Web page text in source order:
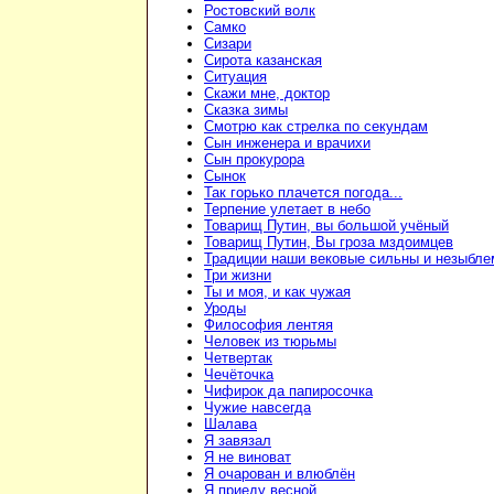
Ростовский волк
Самко
Сизари
Сирота казанская
Ситуация
Скажи мне, доктор
Сказка зимы
Смотрю как стрелка по секундам
Сын инженера и врачихи
Сын прокурора
Сынок
Так горько плачется погода...
Терпение улетает в небо
Товарищ Путин, вы большой учёный
Товарищ Путин, Вы гроза мздоимцев
Традиции наши вековые сильны и
Три жизни
Ты и моя, и как чужая
Уроды
Философия лентяя
Человек из тюрьмы
Четвертак
Чечёточка
Чифирок да папиросочка
Чужие навсегда
Шалава
Я завязал
Я не виноват
Я очарован и влюблён
Я приеду весной